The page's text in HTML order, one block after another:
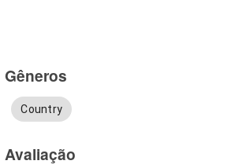
Gêneros
Country
Avaliação